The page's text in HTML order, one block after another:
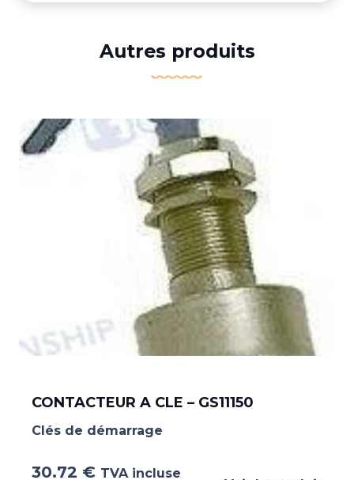
Autres produits
CONTACTEUR A CLE – GS11150
Clés de démarrage
30.72 € TVA incluse